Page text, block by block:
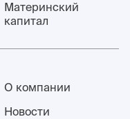
Материнский
капитал
О компании
Новости